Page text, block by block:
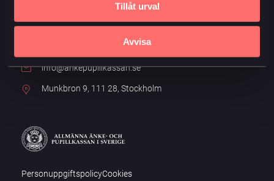
Tillåt urval
Avvisa
Kontaktformulär
info@ankepupillkassan.se
Munkbron 9, 111 28, Stockholm
PersonuppgiftspolicyCookies